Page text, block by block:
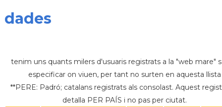
dades
tenim uns quants milers d'usuaris registrats a la "web mare"
especificar on viuen, per tant no surten en aquesta llista
**PERE: Padró; catalans registrats als consolast. Aquest
detalla PER PAÍS i no pas per ciutat.